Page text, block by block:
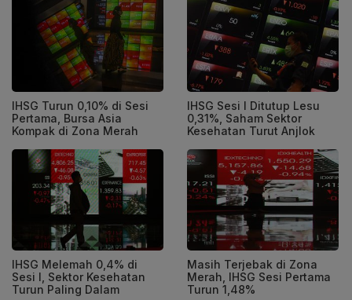
IHSG Turun 0,10% di Sesi
Pertama, Bursa Asia
Kompak di Zona Merah
IHSG Sesi I Ditutup Lesu
0,31%, Saham Sektor
Kesehatan Turut Anjlok
IHSG Melemah 0,4% di
Sesi I, Sektor Kesehatan
Turun Paling Dalam
Masih Terjebak di Zona
Merah, IHSG Sesi Pertama
Turun 1,48%